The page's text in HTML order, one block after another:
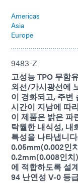
Americas
Asia
Europe
9483-Z
고성능 TPO 무함
외선/가시광선에
이 경화되고, 주변
시간이 지남에 따
이 제품은 밝은 파
탁월한 내식성, 내
특성을 나타냅니
0.05mm(0.002인
0.2mm(0.008인
에 적합하도록 설
94 난연성 V-0 등